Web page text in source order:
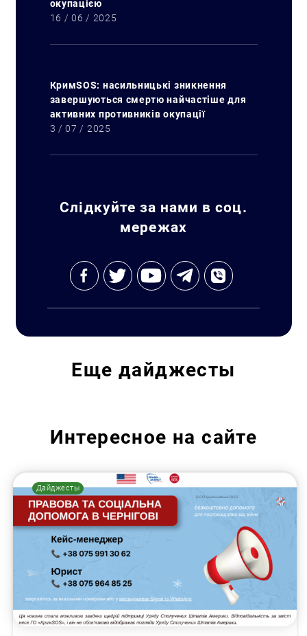
окупацією
16 / 06 / 2025
КримSOS: насильницькі зникнення
завершуються смертю найчастіше для
активних противників окупації
3 / 07 / 2025
Слідкуйте за нами в соц.
мережах
Еще дайджесты
Интересное на сайте
Дайджесты